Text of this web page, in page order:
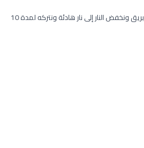
نحضر إبريق نضع به الماء ونتركه على نار متوسطة حتى يغلي ،ثم نضع الحلبة ونغطي الإبريق ونخفض النار إلى نار هادئة ونتركه لمدة 10